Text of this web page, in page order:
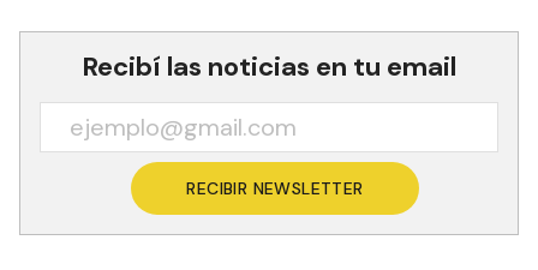
Recibí las noticias en tu email
RECIBIR NEWSLETTER